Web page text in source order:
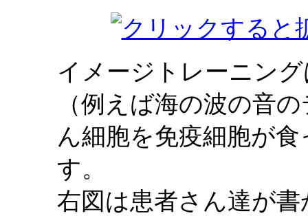
イメージトレーニン
（例えば海の波の音
ん細胞を免疫細胞が
す。
右図は患者さん達が